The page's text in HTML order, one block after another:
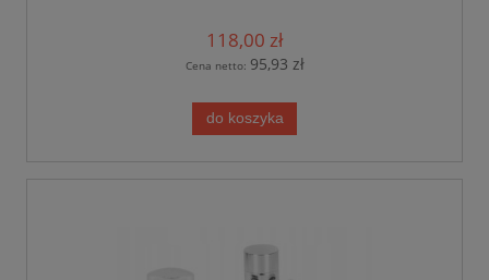
118,00 zł
Cena netto: 95,93 zł
do koszyka